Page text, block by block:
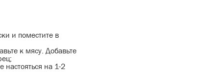
и поместите в
к мясу. Добавьте
настояться на 1-2